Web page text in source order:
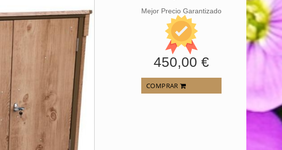
Mejor Precio Garantizado
450,00 €
COMPRAR